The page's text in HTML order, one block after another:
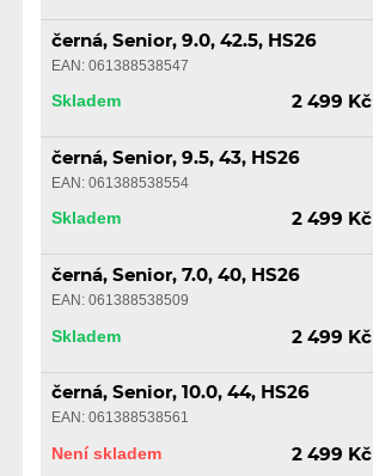
černá, Senior, 9.0, 42.5, HS26
EAN: 061388538547
Skladem 2 499 Kč
černá, Senior, 9.5, 43, HS26
EAN: 061388538554
Skladem 2 499 Kč
černá, Senior, 7.0, 40, HS26
EAN: 061388538509
Skladem 2 499 Kč
černá, Senior, 10.0, 44, HS26
EAN: 061388538561
Není skladem 2 499 Kč